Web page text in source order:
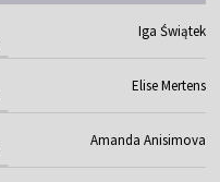
Iga Świątek
Elise Mertens
Amanda Anisimova